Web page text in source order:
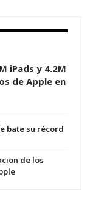
iPads y 4.2M
de Apple en
bate su récord
de los